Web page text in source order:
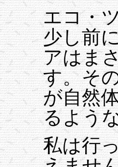
エコ・
少し前
アはま
す。そ
が自然
るよう
私は行